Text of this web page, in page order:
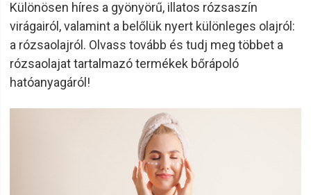
Különösen híres a gyönyörű, illatos rózsaszín
virágairól, valamint a belőlük nyert különleges olajról:
a rózsaolajról. Olvass tovább és tudj meg többet a
rózsaolajat tartalmazó termékek bőrápoló
hatóanyagáról!